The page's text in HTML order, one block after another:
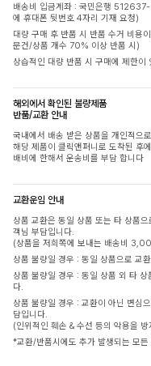
배송비 입금계좌 : 국민은행
에 휴대폰 뒷번호 4자리 기재 요청)
대량 구매 후 반품 시 반품 수거 비용
문건/상품 개수 70% 이상 반품 시)
상습적인 대량 반품 시 구매에 제한이
해외에서 확인된 불량제품
반품/교환 안내
국내에서 배송 받은 상품을 개인적으
해당 제품이 클릭앤퍼니로 도착된 후
배비에 한해서 운송비를 부담 합니다
교환운임 안내
상품 교환은 동일 상품 또는 타 상품
객님 부담입니다.
(상품을 저희쪽에 보내는 배송비
상품 불량일 경우 : 동일 상품으로 교
상품 불량일 경우 : 동일 상품 외 타
다.
상품 불량일 경우 : 교환이 아닌 변심
담입니다.
(인위적인 훼손 & 수선 등의 악용을
*교환/반품시에도 추가 발생되는 모